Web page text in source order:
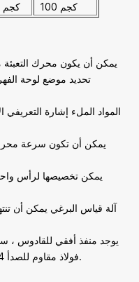
60 كجم 100 كجم
تحديد موضع لوحة
فولاذ مقاوم للصدأ 304 ، ومسمار تغيير مناسب لمواد مختلفة.